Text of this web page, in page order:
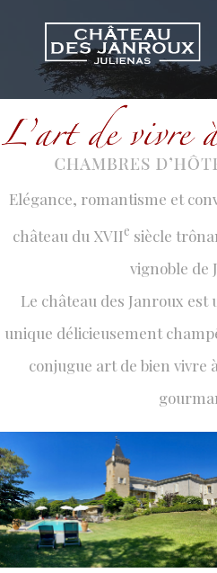
Elégance, romantisme et
château du XVIIe siècle
vignoble de
Le château des Janroux est
unique délicieusement
conjugue art de bien vivre